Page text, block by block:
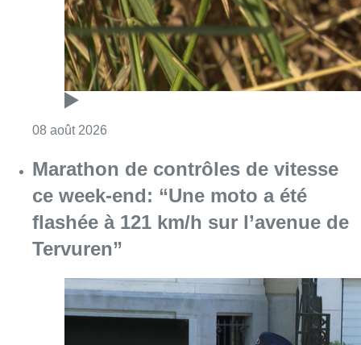
08 août 2026
Marathon de contrôles de vitesse
ce week-end: “Une moto a été
flashée à 121 km/h sur l’avenue de
Tervuren”